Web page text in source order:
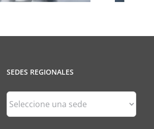
SEDES REGIONALES
Sedes
Regionales